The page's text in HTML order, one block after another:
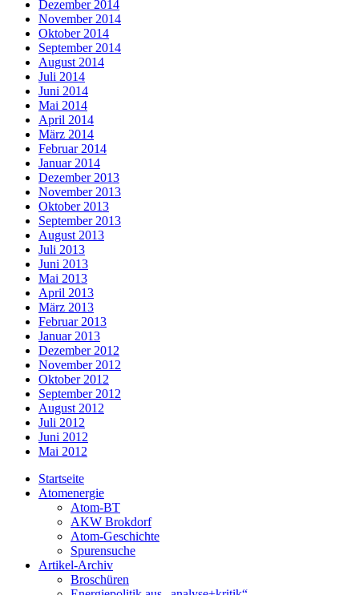
Dezember 2014
November 2014
Oktober 2014
September 2014
August 2014
Juli 2014
Juni 2014
Mai 2014
April 2014
März 2014
Februar 2014
Januar 2014
Dezember 2013
November 2013
Oktober 2013
September 2013
August 2013
Juli 2013
Juni 2013
Mai 2013
April 2013
März 2013
Februar 2013
Januar 2013
Dezember 2012
November 2012
Oktober 2012
September 2012
August 2012
Juli 2012
Juni 2012
Mai 2012
Startseite
Atomenergie
Atom-BT
AKW Brokdorf
Atom-Geschichte
Spurensuche
Artikel-Archiv
Broschüren